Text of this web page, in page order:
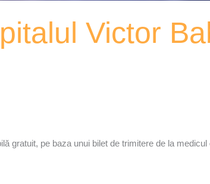
Victor
gratuit, pe baza unui bilet de trimitere de la medicul